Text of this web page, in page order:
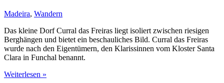
Höhlen
Madeira, Wandern
Das kleine Dorf Curral das Freiras liegt isoliert zwischen riesigen
Berghängen und bietet ein beschauliches Bild. Curral das Freiras
wurde nach den Eigentümern, den Klarissinnen vom Kloster Santa
Clara in Funchal benannt.
Curral
Weiterlesen »